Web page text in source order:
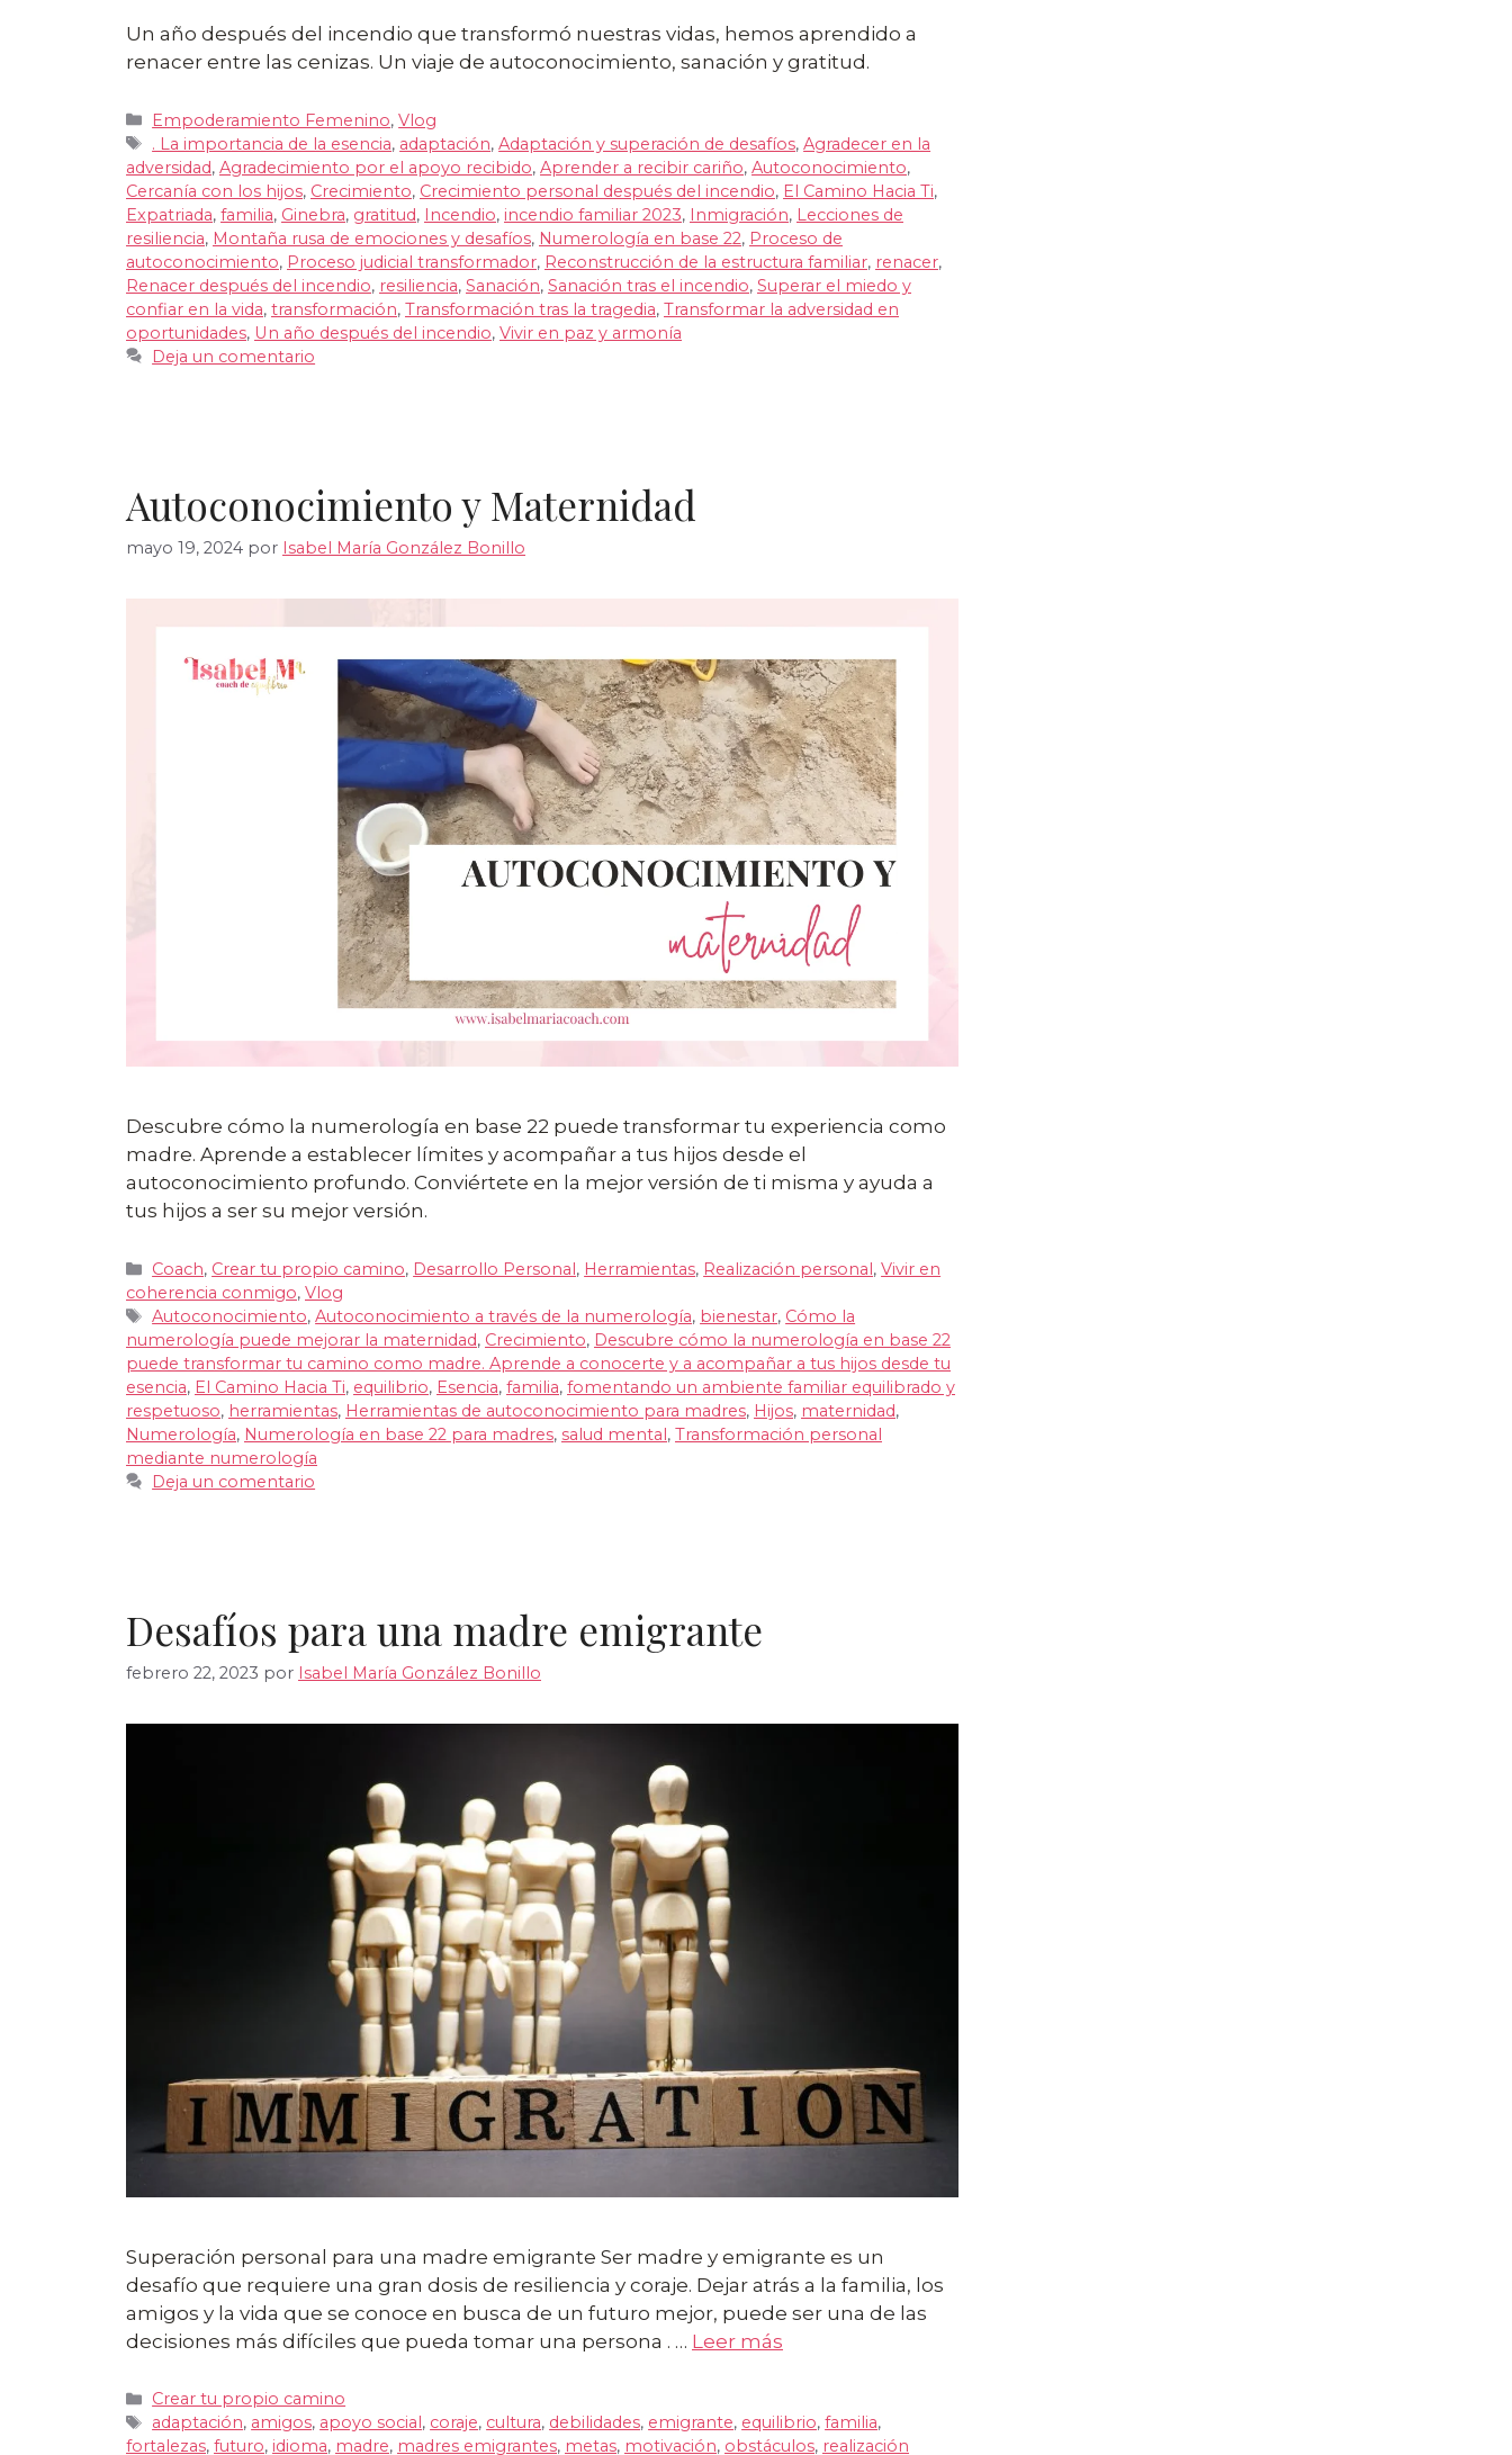
Un año después del incendio que transformó nuestras vidas, hemos aprendido a
renacer entre las cenizas. Un viaje de autoconocimiento, sanación y gratitud.
Categorías
Empoderamiento Femenino,Vlog
Etiquetas
. La importancia de la esencia, adaptación,Adaptación y superación de desafíos,Agradecer en la
adversidad, Agradecimiento por el apoyo recibido, Aprender a recibir cariño, Autoconocimiento,
Cercanía con los hijos, Crecimiento, Crecimiento personal después del incendio, El Camino Hacia Ti,
Expatriada, familia, Ginebra, gratitud, Incendio, incendio familiar 2023, Inmigración, Lecciones de
resiliencia, Montaña rusa de emociones y desafíos, Numerología en base 22, Proceso de
autoconocimiento, Proceso judicial transformador, Reconstrucción de la estructura familiar, renacer,
Renacer después del incendio, resiliencia, Sanación, Sanación tras el incendio, Superar el miedo y
confiar en la vida, transformación, Transformación tras la tragedia, Transformar la adversidad en
oportunidades, Un año después del incendio, Vivir en paz y armonía
Deja un comentario
Autoconocimiento y Maternidad
mayo 19, 2024 por Isabel María González Bonillo
Descubre cómo la numerología en base 22 puede transformar tu experiencia como
madre. Aprende a establecer límites y acompañar a tus hijos desde el
autoconocimiento profundo. Conviértete en la mejor versión de ti misma y ayuda a
tus hijos a ser su mejor versión.
Categorías
Coach, Crear tu propio camino, Desarrollo Personal, Herramientas, Realización personal,Vivir en
coherencia conmigo, Vlog
Etiquetas
Autoconocimiento,Autoconocimiento a través de la numerología, bienestar, Cómo la
numerología puede mejorar la maternidad, Crecimiento, Descubre cómo la numerología en base 22
puede transformar tu camino como madre. Aprende a conocerte y a acompañar a tus hijos desde tu
esencia, El Camino Hacia Ti, equilibrio, Esencia, familia, fomentando un ambiente familiar equilibrado y
respetuoso, herramientas, Herramientas de autoconocimiento para madres, Hijos, maternidad,
Numerología, Numerología en base 22 para madres, salud mental, Transformación personal
mediante numerología
Deja un comentario
Desafíos para una madre emigrante
febrero 22, 2023 por Isabel María González Bonillo
Superación personal para una madre emigrante Ser madre y emigrante es un
desafío que requiere una gran dosis de resiliencia y coraje. Dejar atrás a la familia, los
amigos y la vida que se conoce en busca de un futuro mejor, puede ser una de las
decisiones más difíciles que pueda tomar una persona . … Leer más
Categorías
Crear tu propio camino
Etiquetas
adaptación, amigos, apoyo social , coraje, cultura, debilidades, emigrante, equilibrio,familia,
fortalezas, futuro, idioma, madre, madres emigrantes, metas, motivación, obstáculos, realización